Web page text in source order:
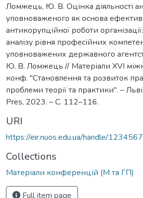
Ломжець, Ю. В. Оцінка діяльності
уповноваженого як основа
антикорупційної роботи
аналізу рівня професійних
уповноважених державного
Ю. В. Ломжець // Матеріали XVI
конф. "Становлення та розвиток
проблеми теорії та практики". –
Pres, 2023. – С. 112–116.
URI
https://eir.nuos.edu.ua/handle/
Collections
Матеріали конференцій (М та ГП)
Full item page